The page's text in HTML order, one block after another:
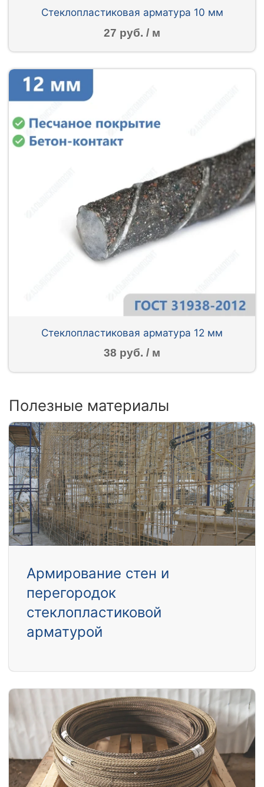
Стеклопластиковая арматура 10 мм
27 руб. / м
Стеклопластиковая арматура 12 мм
38 руб. / м
Полезные материалы
Армирование стен и
перегородок
стеклопластиковой
арматурой